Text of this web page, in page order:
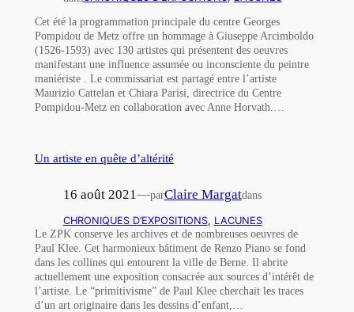
Cet été la programmation principale du centre Georges
Pompidou de Metz offre un hommage à Giuseppe Arcimboldo
(1526-1593) avec 130 artistes qui présentent des oeuvres
manifestant une influence assumée ou inconsciente du peintre
maniériste . Le commissariat est partagé entre l’artiste
Maurizio Cattelan et Chiara Parisi, directrice du Centre
Pompidou-Metz en collaboration avec Anne Horvath.…
Un artiste en quête d’altérité
16 août 2021—parClaire Margatdans
CHRONIQUES D’EXPOSITIONS, LACUNES
Le ZPK conserve les archives et de nombreuses oeuvres de
Paul Klee. Cet harmonieux bâtiment de Renzo Piano se fond
dans les collines qui entourent la ville de Berne. Il abrite
actuellement une exposition consacrée aux sources d’intérêt de
l’artiste. Le “primitivisme” de Paul Klee cherchait les traces
d’un art originaire dans les dessins d’enfant,…